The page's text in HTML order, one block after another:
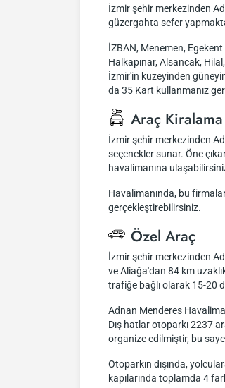
İzmir şehir merkezinden
güzergahta sefer
İZBAN, Menemen,
Halkapınar, Alsancak,
İzmir'in kuzeyinden
da 35 Kart kullanmanız
Araç Kiralama
İzmir şehir merkezinden
seçenekler sunar. Öne
havalimanına
Havalimanında, bu
gerçekleştirebilirsiniz.
Özel Araç
İzmir şehir merkezinden
ve Aliağa'dan 84 km
trafiğe bağlı olarak 15-20
Adnan Menderes
Dış hatlar otoparkı 2237
organize edilmiştir, bu
Otoparkın dışında,
kapılarında toplamda 4